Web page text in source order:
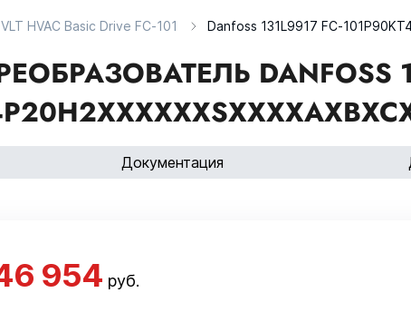
VLT HVAC Basic Drive FC-101 Danfoss 131L9917 FC-
DANFOSS
Документация
954 руб.